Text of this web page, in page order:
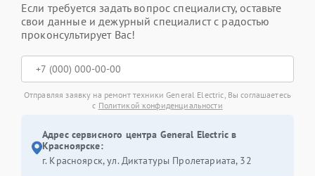
Если требуется задать вопрос специалисту, оставьте
свои данные и дежурный специалист с радостью
проконсультирует Вас!
Отправляя заявку на ремонт техники General Electric, Вы соглашаетесь
с Политикой конфиденциальности
Адрес сервисного центра General Electric в
Красноярске:
г. Красноярск, ул. Диктатуры Пролетариата, 32